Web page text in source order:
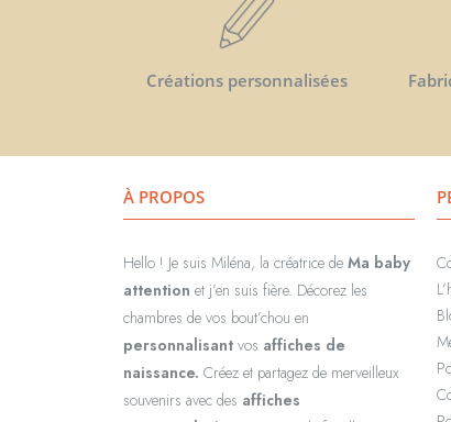
Créations personnalisées
À PROPOS
Hello ! Je suis Miléna, la créatrice de Ma baby
attention et j’en suis fière. Décorez les
chambres de vos bout’chou en
personnalisant vos affiches de
naissance. Créez et partagez de merveilleux
souvenirs avec des affiches